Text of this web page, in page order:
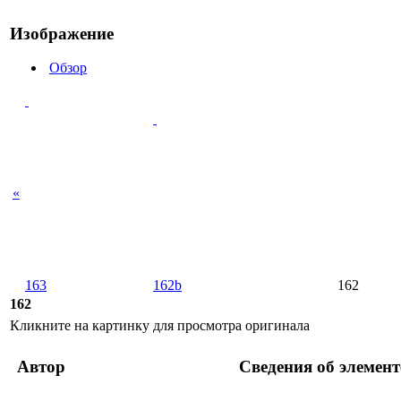
Изображение
Обзор
«
163 162b 162
162
Кликните на картинку для просмотра оригинала
Автор Сведения об